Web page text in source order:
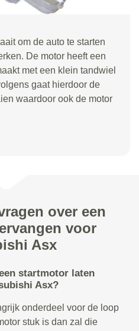
om de auto te starten
De motor heeft een
met een klein tandwiel
gaat hierdoor de
waardoor ook de motor
over een
voor
Asx
startmotor laten
Asx?
onderdeel voor de loop
stuk is dan zal die